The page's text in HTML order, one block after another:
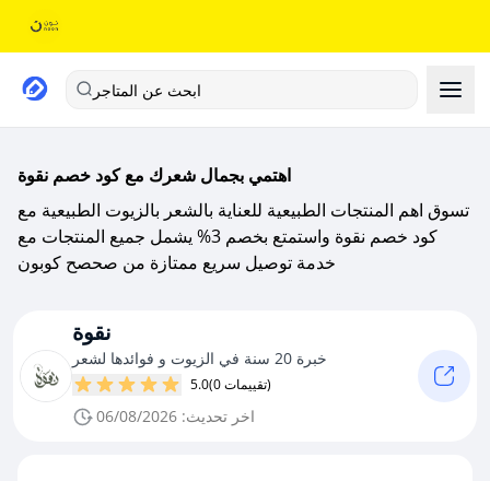
ابحث عن المتاجر
اهتمي بجمال شعرك مع كود خصم نقوة
تسوق اهم المنتجات الطبيعية للعناية بالشعر بالزيوت الطبيعية مع
كود خصم نقوة واستمتع بخصم 3% يشمل جميع المنتجات مع
خدمة توصيل سريع ممتازة من صحصح كوبون
نقوة
خبرة 20 سنة في الزيوت و فوائدها لشعر
5.0 (0 تقييمات)
اخر تحديث: 06/08/2026